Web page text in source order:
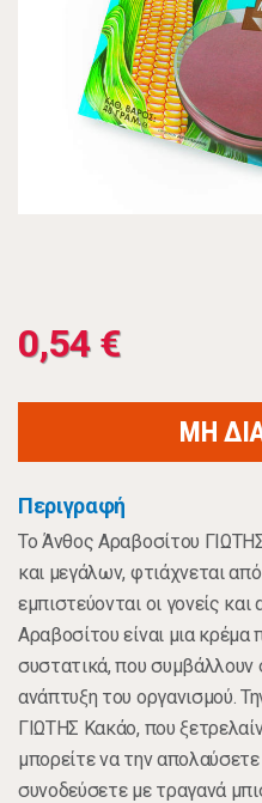
0,54 €
ΜΗ
Περιγραφή
Το Άνθος Αραβοσίτου
και μεγάλων, φτιάχνεται
εμπιστεύονται οι γονείς
Αραβοσίτου είναι μια κρέμα
συστατικά, που
ανάπτυξη του οργανισμού.
ΓΙΩΤΗΣ Κακάο, που
μπορείτε να την
συνοδεύσετε με τραγανά